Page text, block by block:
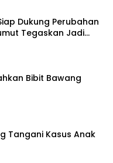
Dukung Perubahan
Tegaskan Jadi
dan
Bibit Bawang
Tangani Kasus Anak